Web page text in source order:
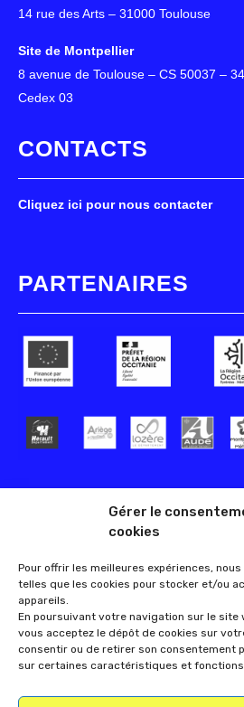
Gérer le
cookies
Pour offrir les meilleures expériences,
telles que les cookies pour stocker et/ou
appareils.
En poursuivant votre navigation sur le site
vous acceptez le dépôt de cookies sur
consentir ou de retirer son consentement
sur certaines caractéristiques et
14 rue des Arts – 31000 Toulouse
Site de Montpellier
8 avenue de Toulouse – CS 50037 –
Cedex 03
CONTACTS
Cliquez ici pour nous contacter
PARTENAIRES